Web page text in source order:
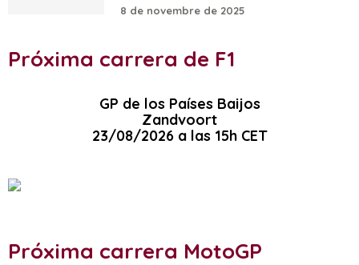
8 de novembre de 2025
Próxima carrera de F1
GP de los Países Baijos
Zandvoort
23/08/2026 a las 15h CET
Próxima carrera MotoGP